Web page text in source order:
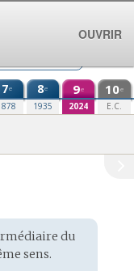
7e 8e
1935
9e
2024
10e
E.C.
du
sens.
OUVRIR